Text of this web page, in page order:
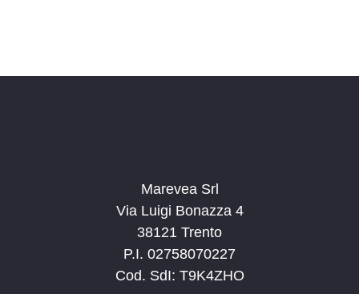
Marevea Srl
Via Luigi Bonazza 4
38121 Trento
P.I. 02758070227
Cod. SdI: T9K4ZHO